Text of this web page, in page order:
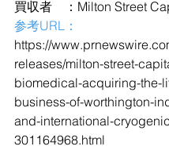
買収者　：Milton Street
参考URL：
https://
releases/milton-street-
biomedical-acquiring-the-
business-of-worthington-
and-international-
301164968.html